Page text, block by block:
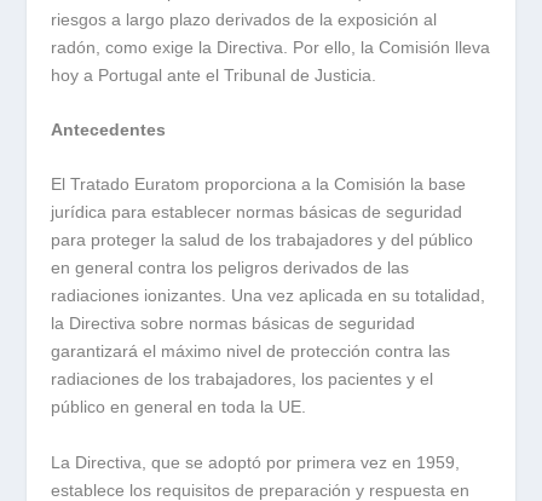
riesgos a largo plazo derivados de la exposición al
radón, como exige la Directiva. Por ello, la Comisión lleva
hoy a Portugal ante el Tribunal de Justicia.
Antecedentes
El Tratado Euratom proporciona a la Comisión la base
jurídica para establecer normas básicas de seguridad
para proteger la salud de los trabajadores y del público
en general contra los peligros derivados de las
radiaciones ionizantes. Una vez aplicada en su totalidad,
la Directiva sobre normas básicas de seguridad
garantizará el máximo nivel de protección contra las
radiaciones de los trabajadores, los pacientes y el
público en general en toda la UE.
La Directiva, que se adoptó por primera vez en 1959,
establece los requisitos de preparación y respuesta en